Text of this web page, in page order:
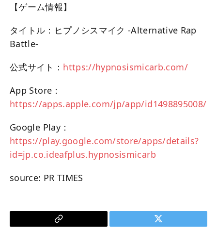
【ゲーム情報】
タイトル：ヒプノシスマイク -Alternative Rap
Battle-
公式サイト： https://hypnosismicarb.com/
App Store：
https://apps.apple.com/jp/app/id1498895008/
Google Play：
https://play.google.com/store/apps/details?
id=jp.co.ideafplus.hypnosismicarb
source: PR TIMES
Copy
Twitter